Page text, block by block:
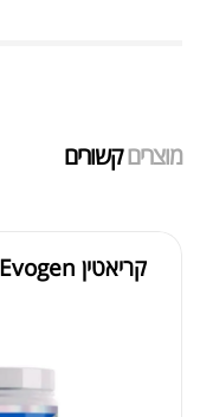
מוצריםקשורים
קריאטין Evogen